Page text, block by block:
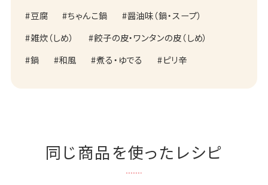
豆腐 ちゃんこ鍋
醤油味（鍋・スープ）
雑炊（しめ）
餃子の皮・ワンタンの皮（しめ）
鍋
和風 煮る・ゆでる ピリ辛
同じ商品を使ったレシピ